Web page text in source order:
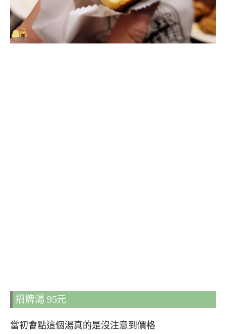
招牌湯 95元
當初會點這個湯真的是沒注意到價格